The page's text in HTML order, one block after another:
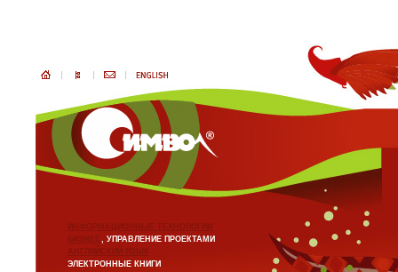
ИНФОРМАЦИОННЫЕ ТЕХНОЛОГИИ
БИЗНЕС, УПРАВЛЕНИЕ ПРОЕКТАМИ
АНГЛИЙСКИЙ ЯЗЫК
ЭЛЕКТРОННЫЕ КНИГИ